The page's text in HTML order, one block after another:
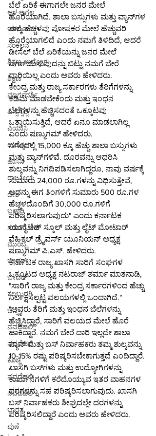
ಆಳ-ಅಗಲ
ಒಳನೋಟ
ಸಂಕಲನ
ಶಿಕ್ಷಣ-ಉದ್ಯೋಗ
ಶಿಕ್ಷಣ
ಮಾರ್ಗದರ್ಶಿ
ಎಸ್ಸೆಸ್ಸೆಲ್ಸಿ
ಪಿಯುಸಿ
ಉದ್ಯೋಗ
ಹಾಸನ
ರಾಜಕೀಯ
ದೇಶ
ಬಳ್ಳಾರಿ
ಗಡಚಿರೋಲಿ
ಮುಂಬೈ
ಬೀದರ್
ಬೀದರ್
ಕಲಬುರಗಿ
ಚೆನ್ನೈ
ನವದೆಹಲಿ
ನವದೆಹಲಿ
ಕೊಚ್ಚಿ
ನವದೆಹಲಿ
ನವದೆಹಲಿ
ಭಾರತ
ಪುಣೆ
ಬೆಲೆ ಏರಿಕೆ ಈಗಾಗಲೇ ಜನರ ಮೇಲೆ
ಹೊರೆಯಾಗಿದೆ. ಶಾಲಾ ಬಸ್ಸುಗಳು ಮತ್ತು ವ್ಯಾನ್‌ಗಳ
ಶುಲ್ಕ ಹೆಚ್ಚಳವು ಪೋಷಕರ ಮೇಲೆ ಹೆಚ್ಚುವರಿ
ಹೊರೆಯಾಗಲಿದೆ ಎಂದು ನಮಗೆ ತಿಳಿದಿದೆ, ಆದರೆ
ಡೀಸೆಲ್ ಬೆಲೆ ಏರಿಕೆಯನ್ನು ಜನರ ಮೇಲೆ
ವರ್ಗಾಯಿಸುವುದನ್ನು ಬಿಟ್ಟು ನಮಗೆ ಬೇರೆ
ದಾರಿಯಿಲ್ಲ ಎಂದು ಅವರು ಹೇಳಿದರು.
ಕೇಂದ್ರ ಮತ್ತು ರಾಜ್ಯ ಸರ್ಕಾರಗಳು ತೆರಿಗೆಗಳನ್ನು
ಕಡಿಮೆ ಮಾಡಬೇಕೆಂದು ಮತ್ತು ಇಂಧನ
ಬೆಲೆಗಳನ್ನು ಹೆಚ್ಚಿಸದಂತೆ ಒಕ್ಕೂಟವು
ಒತ್ತಾಯಿಸುತ್ತಿದೆ, ಆದರೆ ಏನೂ ಮಾಡಲಾಗಿಲ್ಲ
ಎಂದು ಷಣ್ಮುಗಮ್ ಹೇಳಿದರು.
ನಗರದಲ್ಲಿ 15,000 ಕ್ಕೂ ಹೆಚ್ಚು ಶಾಲಾ ಬಸ್ಸುಗಳು
ಮತ್ತು ವ್ಯಾನ್‌ಗಳಿವೆ. ದೂರವನ್ನು ಆಧರಿಸಿ
ಶುಲ್ಕವನ್ನು ನಿಗದಿಪಡಿಸಲಾಗಿದ್ದರೂ, ನಾವು ವರ್ಷಕ್ಕೆ
ಸುಮಾರು 24,000 ರೂ.ಗಳನ್ನು ವಿಧಿಸುತ್ತೇವೆ,
ಅದನ್ನು ಈಗ ತಿಂಗಳಿಗೆ ಸುಮಾರು 500 ರೂ.ಗಳ
ಹೆಚ್ಚಳದೊಂದಿಗೆ 30,000 ರೂ.ಗಳಿಗೆ
ಪರಿಷ್ಕರಿಸಲಾಗುವುದು" ಎಂದು ಕರ್ನಾಟಕ
ಯುನೈಟೆಡ್ ಸ್ಕೂಲ್ ಮತ್ತು ಲೈಟ್ ಮೋಟಾರ್
ವೆಹಿಕಲ್ ಡ್ರೈವರ್ಸ್ ಯೂನಿಯನ್ ಅಧ್ಯಕ್ಷ
ಷಣ್ಮುಗಮ್ ಪಿ.ಎಸ್. ಹೇಳಿದರು.
ಕರ್ನಾಟಕ ರಾಜ್ಯ ಖಾಸಗಿ ಸಾರಿಗೆ ಸಂಘಗಳ
ಒಕ್ಕೂಟದ ಅಧ್ಯಕ್ಷ ನಟರಾಜ್ ಶರ್ಮಾ ಮಾತನಾಡಿ,
"ಸಾರಿಗೆ ರಾಜ್ಯ ಮತ್ತು ಕೇಂದ್ರ ಸರ್ಕಾರಗಳಿಂದ ಹೆಚ್ಚು
ನಿರ್ಲಕ್ಷಿಸಲ್ಪಟ್ಟ ವಲಯಗಳಲ್ಲಿ ಒಂದಾಗಿದೆ."
"ಅವರು ತೆರಿಗೆ ಮತ್ತು ಇಂಧನ ಬೆಲೆಗಳನ್ನು
ಹೆಚ್ಚಿಸಿದ್ದಾರೆ, ಸಾರಿಗೆ ವಲಯದ ಮೇಲೆ ಹೊರೆ
ಹಾಕಿದ್ದಾರೆ. ನಮಗೆ ಬೇರೆ ದಾರಿ ಇಲ್ಲದೇ ಶಾಲಾ
ವ್ಯಾನ್ ಮತ್ತು ಬಸ್ ನಿರ್ವಾಹಕರು ತಮ್ಮ ಶುಲ್ಕವನ್ನು
10-15% ರಷ್ಟು ಪರಿಷ್ಕರಿಸಬೇಕಾಗುತ್ತದೆ ಎಂದಿದ್ದಾರೆ.
ಖಾಸಗಿ ಬಸ್‌ಗಳು ಮತ್ತು ಉದ್ಯೋಗಿಗಳನ್ನು
ಕಾರ್ಖಾನೆಗಳಿಗೆ ಕರೆದೊಯ್ಯುವ ಇತರ ವಾಹನಗಳ
ದರಗಳನ್ನು ಸಹ ಪರಿಷ್ಕರಿಸಲಾಗುವುದು. ಖಾಸಗಿ
ಬಸ್ ನಿರ್ವಾಹಕರು ಶೀಘ್ರದಲ್ಲೇ ದರಗಳನ್ನು
ಪರಿಷ್ಕರಿಸಲಿದ್ದಾರೆ ಎಂದು ಅವರು ಹೇಳಿದರು.